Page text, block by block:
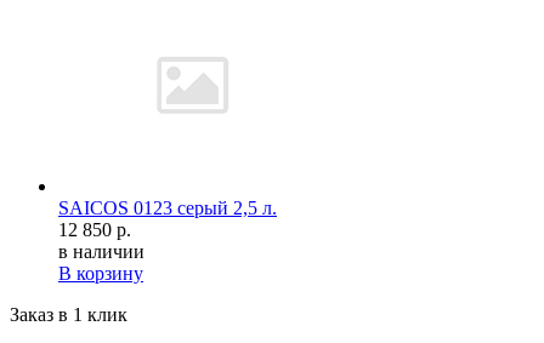
SAICOS 0123 cерый 2,5 л.
12 850 р.
в наличии
В корзину
Заказ в 1 клик